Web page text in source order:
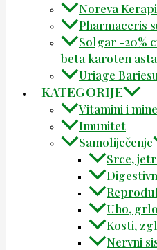
Noreva
Pharmaceris
Solgar -20%
beta karoten
Uriage
KATEGORIJE
Vitamini i
Imunitet
Samoliječenje
Srce,
Uho,
Kosti,
Nervni